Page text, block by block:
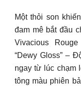
Một thỏi son
đam mê bắt đầu
Vivacious
“Dewy Gloss” –
ngay từ lúc chạm
tông màu phiên